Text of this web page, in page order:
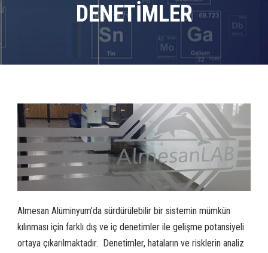
DENETİMLER
Almesan Alüminyum’da sürdürülebilir bir sistemin mümkün
kılınması için farklı dış ve iç denetimler ile gelişme potansiyeli
ortaya çıkarılmaktadır. Denetimler, hataların ve risklerin analiz